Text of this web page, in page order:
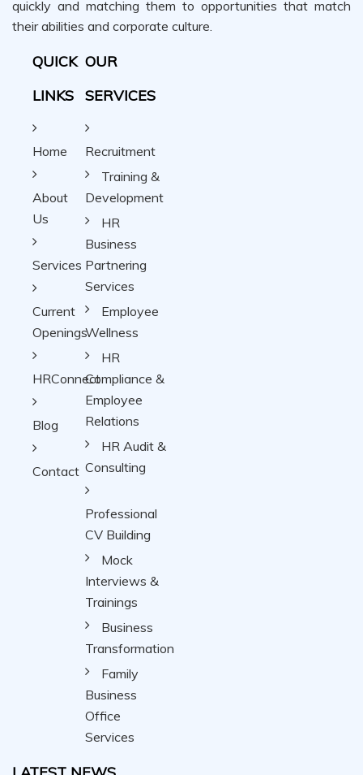
quickly and matching them to opportunities that match
their abilities and corporate culture.
QUICK
LINKS
Home
About
Us
Services
Current
Openings
HRConnect
Blog
Contact
OUR
SERVICES
Recruitment
Training &
Development
HR
Business
Partnering
Services
Employee
Wellness
HR
Compliance &
Employee
Relations
HR Audit &
Consulting
Professional
CV Building
Mock
Interviews &
Trainings
Business
Transformation
Family
Business
Office
Services